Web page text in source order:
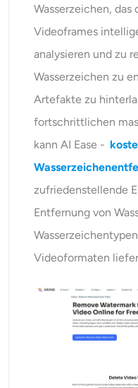
Wasserzeichen,
Videoframes
analysieren und zu
Wasserzeichen zu
Artefakte zu
fortschrittlichen
kann AI Ease -
zufriedenstellende
Entfernung von
Videoformaten